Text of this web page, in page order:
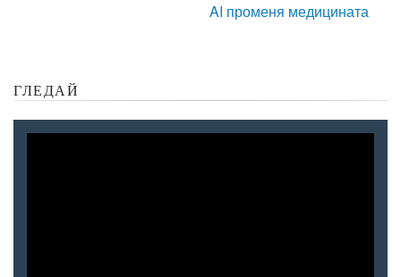
AI променя медицината
ГЛЕДАЙ